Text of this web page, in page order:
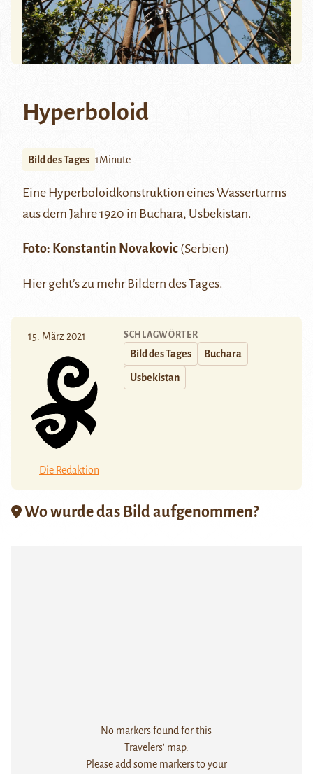
Hyperboloid
Bild des Tages 1Minute
Eine Hyperboloidkonstruktion eines Wasserturms
aus dem Jahre 1920 in Buchara, Usbekistan.
Foto: Konstantin Novakovic (Serbien)
Hiergeht’s zu mehr Bildern des Tages.
15. März 2021
Die Redaktion
SCHLAGWÖRTER
Bild des Tages Buchara
Usbekistan
Wo wurde das Bild aufgenommen?
No markers found for this
Travelers' map.
Please add some markers to your